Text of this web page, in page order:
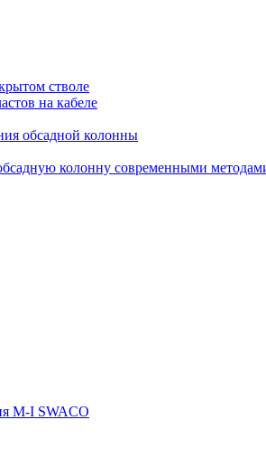
стволе
на кабеле
обсадной колонны
колонну современными
M-I SWACO